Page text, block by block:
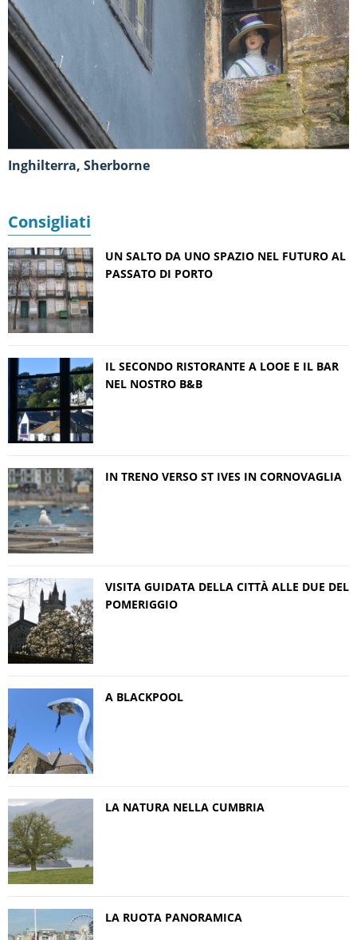
Inghilterra, Sherborne
Consigliati
UN SALTO DA UNO SPAZIO NEL FUTURO AL
PASSATO DI PORTO
IL SECONDO RISTORANTE A LOOE E IL BAR
NEL NOSTRO B&B
IN TRENO VERSO ST IVES IN CORNOVAGLIA
VISITA GUIDATA DELLA CITTÀ ALLE DUE DEL
POMERIGGIO
A BLACKPOOL
LA NATURA NELLA CUMBRIA
LA RUOTA PANORAMICA